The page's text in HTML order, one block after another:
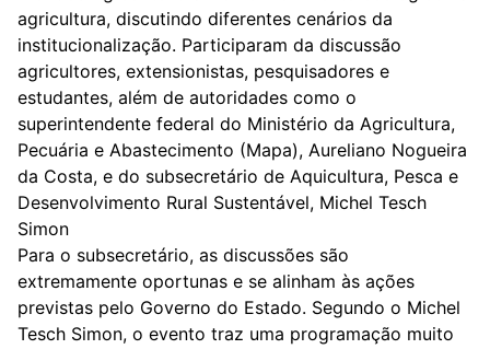
agricultura, discutindo diferentes cenários da
institucionalização. Participaram da discussão
agricultores, extensionistas, pesquisadores e
estudantes, além de autoridades como o
superintendente federal do Ministério da Agricultura,
Pecuária e Abastecimento (Mapa), Aureliano Nogueira
da Costa, e do subsecretário de Aquicultura, Pesca e
Desenvolvimento Rural Sustentável, Michel Tesch
Simon
Para o subsecretário, as discussões são
extremamente oportunas e se alinham às ações
previstas pelo Governo do Estado. Segundo o Michel
Tesch Simon, o evento traz uma programação muito